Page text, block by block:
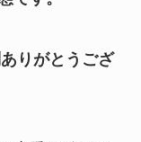
りがとうござ